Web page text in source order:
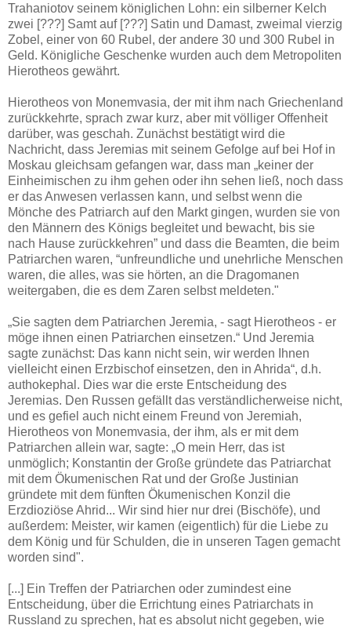
Trahaniotov seinem königlichen Lohn: ein silberner Kelch
zwei [???] Samt auf [???] Satin und Damast, zweimal vierzig
Zobel, einer von 60 Rubel, der andere 30 und 300 Rubel in
Geld. Königliche Geschenke wurden auch dem Metropoliten
Hierotheos gewährt.
Hierotheos von Monemvasia, der mit ihm nach Griechenland
zurückkehrte, sprach zwar kurz, aber mit völliger Offenheit
darüber, was geschah. Zunächst bestätigt wird die
Nachricht, dass Jeremias mit seinem Gefolge auf bei Hof in
Moskau gleichsam gefangen war, dass man „keiner der
Einheimischen zu ihm gehen oder ihn sehen ließ, noch dass
er das Anwesen verlassen kann, und selbst wenn die
Mönche des Patriarch auf den Markt gingen, wurden sie von
den Männern des Königs begleitet und bewacht, bis sie
nach Hause zurückkehren” und dass die Beamten, die beim
Patriarchen waren, “unfreundliche und unehrliche Menschen
waren, die alles, was sie hörten, an die Dragomanen
weitergaben, die es dem Zaren selbst meldeten."
„Sie sagten dem Patriarchen Jeremia, - sagt Hierotheos - er
möge ihnen einen Patriarchen einsetzen.“ Und Jeremia
sagte zunächst: Das kann nicht sein, wir werden Ihnen
vielleicht einen Erzbischof einsetzen, den in Ahrida“, d.h.
authokephal. Dies war die erste Entscheidung des
Jeremias. Den Russen gefällt das verständlicherweise nicht,
und es gefiel auch nicht einem Freund von Jeremiah,
Hierotheos von Monemvasia, der ihm, als er mit dem
Patriarchen allein war, sagte: „O mein Herr, das ist
unmöglich; Konstantin der Große gründete das Patriarchat
mit dem Ökumenischen Rat und der Große Justinian
gründete mit dem fünften Ökumenischen Konzil die
Erzdioziöse Ahrid... Wir sind hier nur drei (Bischöfe), und
außerdem: Meister, wir kamen (eigentlich) für die Liebe zu
dem König und für Schulden, die in unseren Tagen gemacht
worden sind".
[...] Ein Treffen der Patriarchen oder zumindest eine
Entscheidung, über die Errichtung eines Patriarchats in
Russland zu sprechen, hat es absolut nicht gegeben, wie